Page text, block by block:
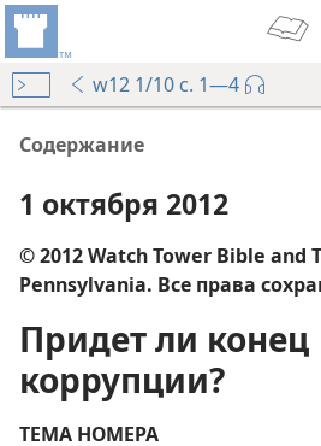
w12 1/10 с. 1—4
1 октября 2012
© 2012 Watch Tower Bible and
Pennsylvania. Все права
Придет ли конец
коррупции?